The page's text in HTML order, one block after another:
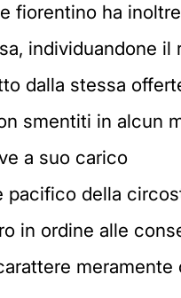
fiorentino ha
individuandone
dalla stessa
smentiti in alcun
a suo carico
pacifico della
in ordine alle